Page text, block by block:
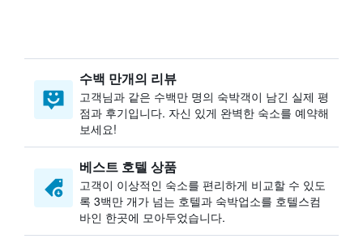
수백 만개의 리뷰
고객님과 같은 수백만 명의 숙박객이 남긴 실제 평
점과 후기입니다. 자신 있게 완벽한 숙소를 예약해
보세요!
베스트 호텔 상품
고객이 이상적인 숙소를 편리하게 비교할 수 있도
록 3백만 개가 넘는 호텔과 숙박업소를 호텔스컴
바인 한곳에 모아두었습니다.